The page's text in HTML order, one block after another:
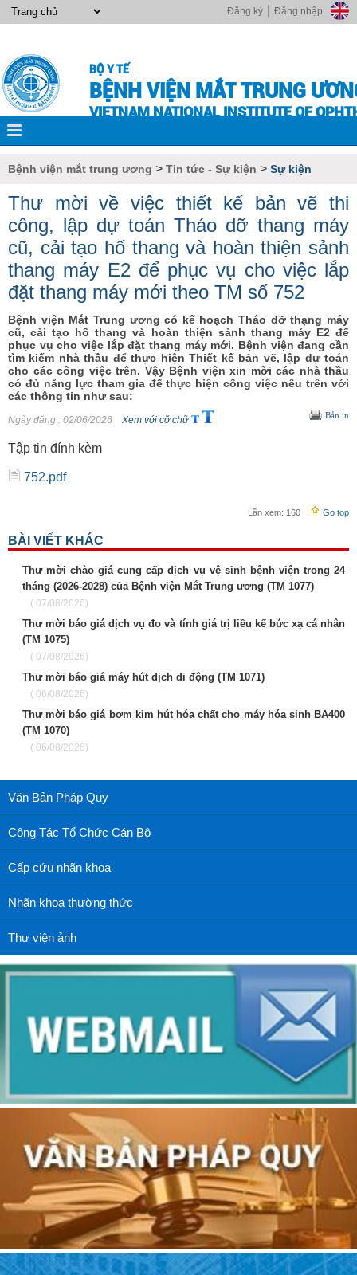
Đăng nhập
Đăng ký
BỘ Y TẾ
BỆNH VIỆN MẮT TRUNG
VIETNAM NATIONAL INSTITUTE OF
Bệnh viện mắt trung ương > Tin tức - Sự kiện > Sự kiện
Thư mời về việc thiết kế bản vẽ thi
công, lập dự toán Tháo dỡ thang máy
cũ, cải tạo hố thang và hoàn thiện sảnh
thang máy E2 để phục vụ cho việc lắp
đặt thang máy mới theo TM số 752
Bệnh viện Mắt Trung ương có kế hoạch Tháo dỡ thạng máy
cũ, cải tạo hố thang và hoàn thiện sảnh thang máy E2 để
phục vụ cho việc lắp đặt thang máy mới. Bệnh viện đang cần
tìm kiếm nhà thầu để thực hiện Thiết kế bản vẽ, lập dự toán
cho các công việc trên. Vậy Bệnh viện xin mời các nhà thầu
có đủ năng lực tham gia để thực hiện công việc nêu trên với
các thông tin như sau:
Ngày đăng : 02/06/2026 Xem với cỡ chữ Bản in
Tập tin đính kèm
752.pdf
Lần xem: 160 Go top
BÀI VIẾT KHÁC
Thư mời chào giá cung cấp dịch vụ vệ sinh bệnh viện trong 24
tháng (2026-2028) của Bệnh viện Mắt Trung ương (TM 1077)
( 07/08/2026)
Thư mời báo giá dịch vụ đo và tính giá trị liều kế bức xạ cá nhân
(TM 1075)
( 07/08/2026)
Thư mời báo giá máy hút dịch di động (TM 1071)
( 06/08/2026)
Thư mời báo giá bơm kim hút hóa chất cho máy hóa sinh BA400
(TM 1070)
( 06/08/2026)
Văn Bản Pháp Quy
Công Tác Tổ Chức Cán Bộ
Cấp cứu nhãn khoa
Nhãn khoa thường thức
Thư viện ảnh